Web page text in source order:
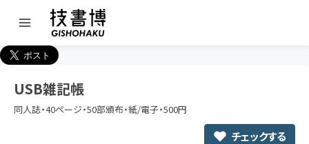
USB雑記帳
同人誌・40ページ・50部頒布・紙/電子・500円
チェックする